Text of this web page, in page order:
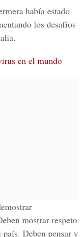
había estado
los desafíos
en el mundo
mostrar respeto
Deben pensar y